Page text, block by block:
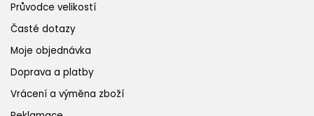
Průvodce velikostí
Časté dotazy
Moje objednávka
Doprava a platby
Vrácení a výměna zboží